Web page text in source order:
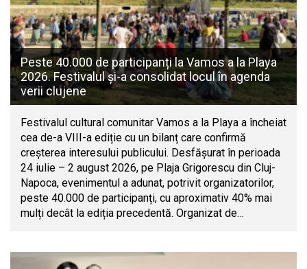
Peste 40.000 de participanți la Vamos a la Playa
2026. Festivalul și-a consolidat locul în agenda
verii clujene
Festivalul cultural comunitar Vamos a la Playa a încheiat
cea de-a VIII-a ediție cu un bilanț care confirmă
creșterea interesului publicului. Desfășurat în perioada
24 iulie – 2 august 2026, pe Plaja Grigorescu din Cluj-
Napoca, evenimentul a adunat, potrivit organizatorilor,
peste 40.000 de participanți, cu aproximativ 40% mai
mulți decât la ediția precedentă. Organizat de…